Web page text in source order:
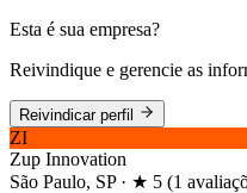
Esta é sua empresa?
Reivindique e gerencie as
Reivindicar perfil
ZI
Zup Innovation
São Paulo, SP · ★ 5 (1